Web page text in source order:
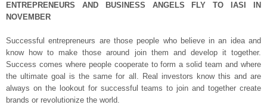
ENTREPRENEURS AND BUSINESS ANGELS FLY TO IASI IN
NOVEMBER
Successful entrepreneurs are those people who believe in an idea and
know how to make those around join them and develop it together.
Success comes where people cooperate to form a solid team and where
the ultimate goal is the same for all. Real investors know this and are
always on the lookout for successful teams to join and together create
brands or revolutionize the world.